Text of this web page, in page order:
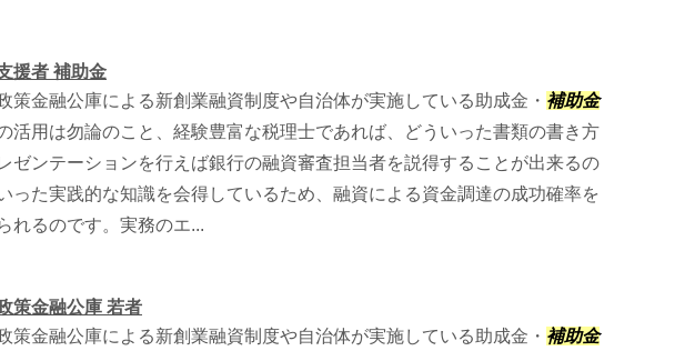
援者 補助金
策金融公庫による新創業融資制度や自治体が実施している助成金・ 補助金
活用は勿論のこと、経験豊富な税理士であれば、どういった書類の書き方
ゼンテーションを行えば銀行の融資審査担当者を説得することが出来るの
った実践的な知識を会得しているため、融資による資金調達の成功確率を
れるのです。実務のエ...
策金融公庫 若者
策金融公庫による新創業融資制度や自治体が実施している助成金・ 補助金